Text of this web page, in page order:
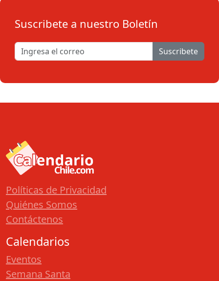
Suscribete a nuestro Boletín
Suscribete
Políticas de Privacidad
Quiénes Somos
Contáctenos
Calendarios
Eventos
Semana Santa